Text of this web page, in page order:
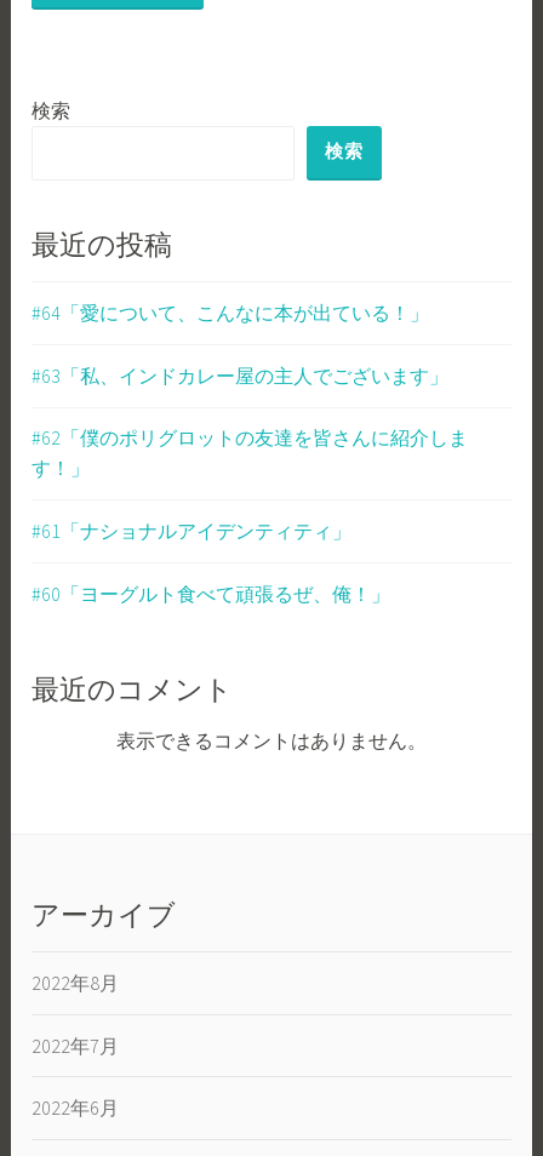
検索
検索
最近の投稿
#64「愛について、こんなに本が出ている！」
#63「私、インドカレー屋の主人でございます」
#62「僕のポリグロットの友達を皆さんに紹介しま
す！」
#61「ナショナルアイデンティティ」
#60「ヨーグルト食べて頑張るぜ、俺！」
最近のコメント
表示できるコメントはありません。
アーカイブ
2022年8月
2022年7月
2022年6月